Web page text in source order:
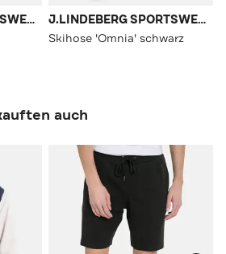
J.LINDEBERG SPORTSWEAR J.LINDEBERG SPORTSWEAR
Skihose 'Omnia' schwarz
auch